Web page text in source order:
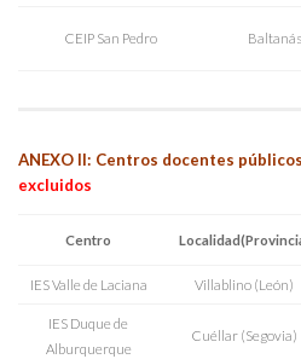
CEIP San Pedro
ANEXO II: Centros docentes
excluidos
Centro
IES Valle de Laciana Villablino (León)
IES Duque de
Alburquerque
Cuéllar (Segovia)